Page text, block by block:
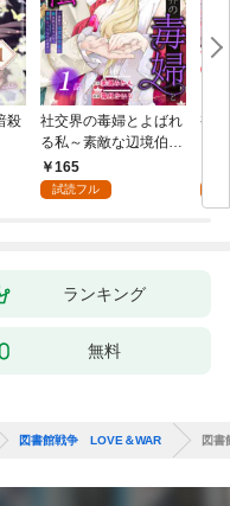
殺
社交界の毒婦とよばれ
る私～素敵な辺境伯令
息に腕を折られたの
で、責任とってもらい
165
試読フル
視
ランキング
無料
図書館戦争 LOVE＆WAR 図